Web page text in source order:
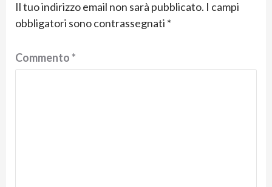
Il tuo indirizzo email non sarà pubblicato. I campi
obbligatori sono contrassegnati *
Commento*